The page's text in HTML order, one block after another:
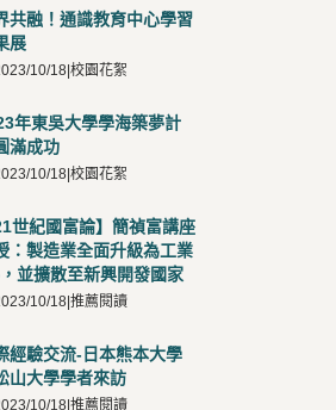
共融！通識教育中心學習
展
10/18|校園花絮
年東吳大學學海築夢計
滿成功
10/18|校園花絮
世紀國富論】簡禎富講座
：製造業全面升級為工業
並擴散至新興開發國家
10/18|推薦閱讀
經驗交流-日本熊本大學
山大學學者來訪
10/18|推薦閱讀